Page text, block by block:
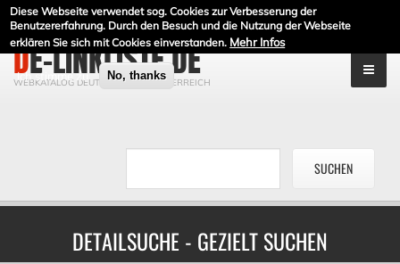
Diese Webseite verwendet sog. Cookies zur Verbesserung der
Benutzererfahrung. Durch den Besuch und die Nutzung der Webseite
erklären Sie sich mit Cookies einverstanden. Mehr Infos
Ich stimme zu No, thanks
DE-LINKLISTE.DE
WEBKATALOG DEUTSCHLAND & ÖSTERREICH
DETAILSUCHE - GEZIELT SUCHEN